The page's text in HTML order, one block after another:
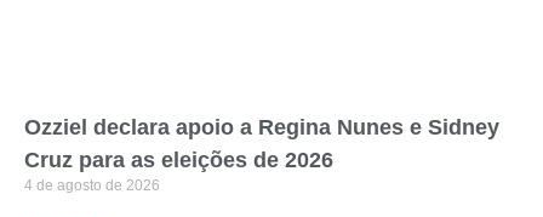
Ozziel declara apoio a Regina Nunes e Sidney
Cruz para as eleições de 2026
4 de agosto de 2026